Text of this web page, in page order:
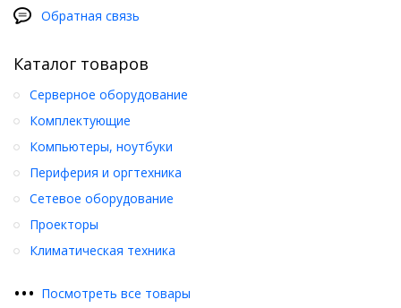
Обратная связь
Каталог товаров
Серверное оборудование
Комплектующие
Компьютеры, ноутбуки
Периферия и оргтехника
Сетевое оборудование
Проекторы
Климатическая техника
••• Посмотреть все товары